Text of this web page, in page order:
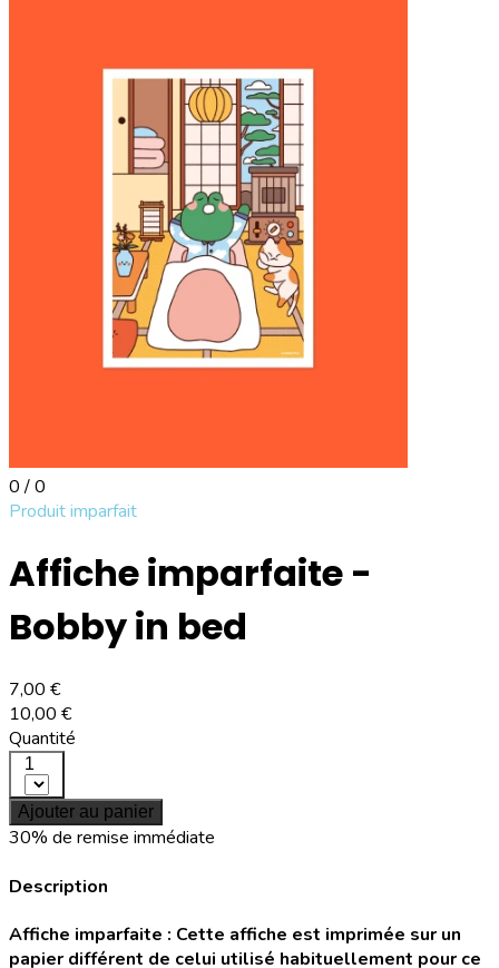
0 / 0
Produit imparfait
Affiche imparfaite -
Bobby in bed
7,00 €
10,00 €
Quantité
1
Ajouter au panier
30% de remise immédiate
Description
Affiche imparfaite : Cette affiche est imprimée sur un
papier différent de celui utilisé habituellement pour ce